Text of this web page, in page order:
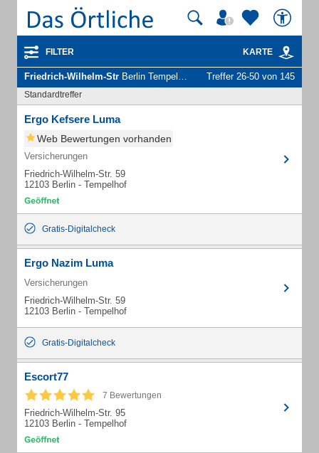
FILTER KARTE
Friedrich-Wilhelm-Str Berlin Tempelhof - Unternehmen und Personen Treffer 26-50 von 145
Standardtreffer
Ergo Kefsere Luma
Web Bewertungen vorhanden
Versicherungen
Friedrich-Wilhelm-Str. 59
12103 Berlin - Tempelhof
Gratis-Digitalcheck
Ergo Nazim Luma
Versicherungen
Friedrich-Wilhelm-Str. 59
12103 Berlin - Tempelhof
Gratis-Digitalcheck
Escort77
7 Bewertungen
Friedrich-Wilhelm-Str. 95
12103 Berlin - Tempelhof